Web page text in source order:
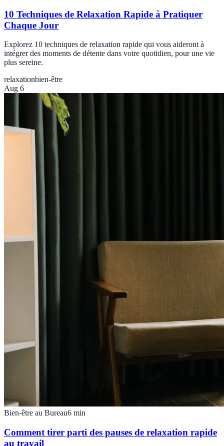
10 Techniques de Relaxation Rapide à Pratiquer
Chaque Jour
Explorez 10 techniques de relaxation rapide qui vous aideront à
intégrer des moments de détente dans votre quotidien, pour une vie
plus sereine.
relaxationbien-être
Aug 6
Bien-être au Bureau6 min
Comment tirer parti des pauses de relaxation rapide
au travail